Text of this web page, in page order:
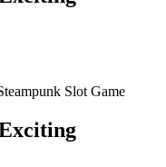
Slot Game